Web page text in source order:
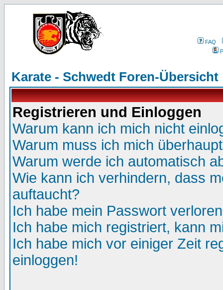
FAQ
Karate - Schwedt Foren-Übersicht
Registrieren und Einloggen
Warum kann ich mich nicht
Warum muss ich mich
Warum werde ich automatisch
Wie kann ich verhindern, dass
auftaucht?
Ich habe mein Passwort
Ich habe mich registriert, kann
Ich habe mich vor einiger Zeit
einloggen!